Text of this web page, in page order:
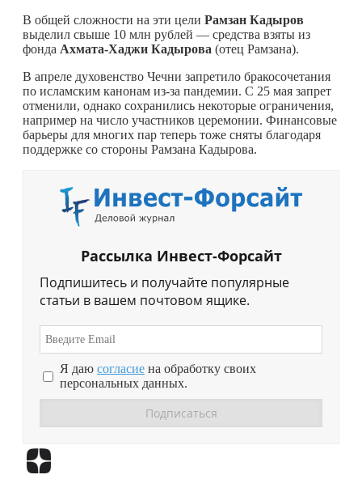
В общей сложности на эти цели Рамзан Кадыров
выделил свыше 10 млн рублей — средства взяты из
фонда Ахмата-Хаджи Кадырова (отец Рамзана).
В апреле духовенство Чечни запретило бракосочетания
по исламским канонам из-за пандемии. С 25 мая запрет
отменили, однако сохранились некоторые ограничения,
например на число участников церемонии. Финансовые
барьеры для многих пар теперь тоже сняты благодаря
поддержке со стороны Рамзана Кадырова.
Рассылка Инвест-Форсайт
Подпишитесь и получайте популярные
статьи в вашем почтовом ящике.
Я даю согласие на обработку своих
персональных данных.